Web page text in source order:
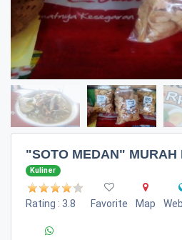
"SOTO MEDAN" MURAH
Kuliner
Rating : 3.8 Favorite Map